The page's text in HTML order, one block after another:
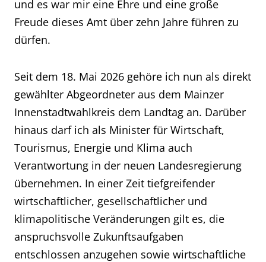
und es war mir eine Ehre und eine große
Freude dieses Amt über zehn Jahre führen zu
dürfen.
Seit dem 18. Mai 2026 gehöre ich nun als direkt
gewählter Abgeordneter aus dem Mainzer
Innenstadtwahlkreis dem Landtag an. Darüber
hinaus darf ich als Minister für Wirtschaft,
Tourismus, Energie und Klima auch
Verantwortung in der neuen Landesregierung
übernehmen. In einer Zeit tiefgreifender
wirtschaftlicher, gesellschaftlicher und
klimapolitische Veränderungen gilt es, die
anspruchsvolle Zukunftsaufgaben
entschlossen anzugehen sowie wirtschaftliche